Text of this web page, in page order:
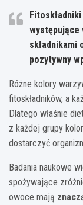
występujące
składnikami
pozytywny
Różne kolory
fitoskładników, a
Dlatego właśnie
z każdej grupy
dostarczyć
Badania naukowe
spożywające
owoce mają